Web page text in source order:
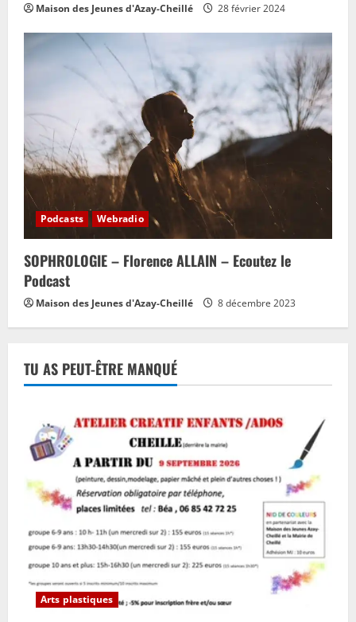
Maison des Jeunes d'Azay-Cheillé 28 février 2024
Podcasts Webradio
SOPHROLOGIE – Florence ALLAIN – Ecoutez le
Podcast
Maison des Jeunes d'Azay-Cheillé 8 décembre 2023
TU AS PEUT-ÊTRE MANQUÉ
Arts plastiques